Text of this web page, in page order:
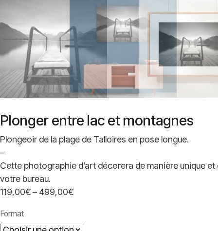
Plonger entre lac et montagnes
Plongeoir de la plage de Talloires en pose longue.
–
Cette photographie d’art décorera de manière unique
votre bureau.
119,00€– 499,00€
Plage
de
prix :
Format